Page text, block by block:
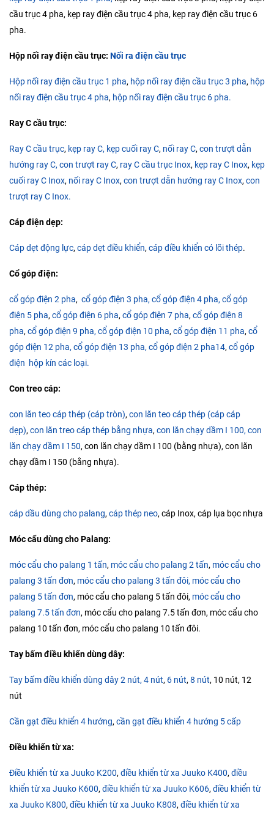
cầu trục 4 pha, kẹp ray điện cầu trục 4 pha, kẹp ray điện cầu trục 6
pha.
Hộp nối ray điện cầu trục: Nối ra điện cầu trục
Hộp nối ray điện cầu trục 1 pha, hộp nối ray điện cầu trục 3 pha, hộp
nối ray điện cầu trục 4 pha, hộp nối ray điện cầu trục 6 pha.
Ray C cầu trục:
Ray C cầu trục, kẹp ray C, kẹp cuối ray C, nối ray C,con trượt dẫn
hướng ray C,con trượt ray C, ray C cầu trục Inox, kẹp ray C Inox, kẹp
cuối ray C Inox, nối ray C Inox,con trượt dẫn hướng ray C Inox,con
trượt ray C Inox.
Cáp điện dẹp:
Cáp dẹt động lực,cáp dẹt điều khiển,cáp điều khiển có lõi thép.
Cổ góp điện:
cổ góp điện 2 pha, cổ góp điện 3 pha,cổ góp điện 4 pha,cổ góp
điện 5 pha,cổ góp điện 6 pha,cổ góp điện 7 pha,cổ góp điện 8
pha,cổ góp điện 9 pha,cổ góp điện 10 pha,cổ góp điện 11 pha,cổ
góp điện 12 pha,cổ góp điện 13 pha,cổ góp điện 2 pha14,cổ góp
điện hộp kín các loại.
Con treo cáp:
con lăn teo cáp thép (cáp tròn),con lăn teo cáp thép (cáp cáp
dẹp),con lăn treo cáp thép bằng nhựa,con lăn chạy dầm I 100,con
lăn chạy dầm I 150, con lăn chạy dầm I 100 (bằng nhựa), con lăn
chạy dầm I 150 (bằng nhựa).
Cáp thép:
cáp dầu dùng cho palang,cáp thép neo, cáp Inox, cáp lụa bọc nhựa
Móc cẩu dùng cho Palang:
móc cẩu cho palang 1 tấn, móc cẩu cho palang 2 tấn, móc cẩu cho
palang 3 tấn đơn, móc cẩu cho palang 3 tấn đôi, móc cẩu cho
palang 5 tấn đơn, móc cẩu cho palang 5 tấn đôi, móc cẩu cho
palang 7.5 tấn đơn, móc cẩu cho palang 7.5 tấn đơn, móc cẩu cho
palang 10 tấn đơn, móc cẩu cho palang 10 tấn đôi.
Tay bấm điều khiển dùng dây:
Tay bấm điều khiển dùng dây 2 nút,4 nút, 6 nút,8 nút, 10 nút, 12
nút
Cần gạt điều khiển 4 hướng,cần gạt điều khiển 4 hướng 5 cấp
Điều khiển từ xa:
Điều khiển từ xa Juuko K200,điều khiển từ xa Juuko K400,điều
khiển từ xa Juuko K600,điều khiển từ xa Juuko K606,điều khiển từ
xa Juuko K800,điều khiển từ xa Juuko K808,điều khiển từ xa